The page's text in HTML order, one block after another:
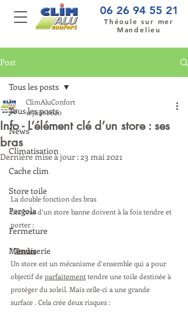
06 26 94 55 21
Théoule sur mer
Mandelieu
Post
Tous les posts
News
Climatisation
Cache clim
Store toile
Pergola
Fermeture
Menuiserie
Tous les posts
Info - L’élément clé d’un store : ses
bras
ClimAluConfort
11 juin 2020
Dernière mise à jour :23 mai 2021
La double fonction des bras
Les bras d’un store banne doivent à la fois tendre et
porter :
* Tendre
Un store est un mécanisme d’ensemble qui a pour
objectif de parfaitement tendre une toile destinée à
protéger du soleil. Mais celle-ci a une grande
surface . Cela crée deux risques :